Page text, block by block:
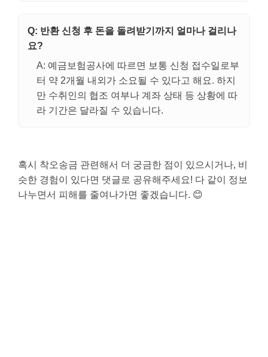
Q: 반환 신청 후 돈을 돌려받기까지 얼마나 걸리나
요?
A: 예금보험공사에 따르면 보통 신청 접수일로부
터 약 2개월 내외가 소요될 수 있다고 해요. 하지
만 수취인의 협조 여부나 계좌 상태 등 상황에 따
라 기간은 달라질 수 있습니다.
혹시 착오송금 관련해서 더 궁금한 점이 있으시거나, 비
슷한 경험이 있다면 댓글로 공유해주세요! 다 같이 정보
나누면서 피해를 줄여나가면 좋겠습니다. 😊